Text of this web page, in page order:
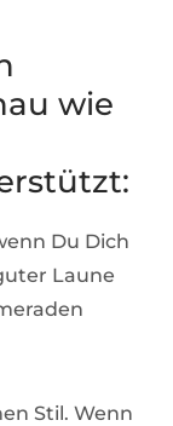
wie
Du Dich
Laune
Stil. Wenn